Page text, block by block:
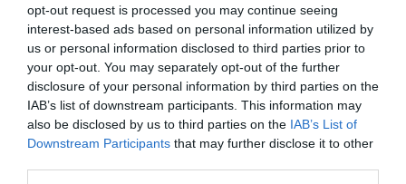
opt-out request is processed you may continue seeing
interest-based ads based on personal information utilized by
us or personal information disclosed to third parties prior to
your opt-out. You may separately opt-out of the further
disclosure of your personal information by third parties on the
IAB’s list of downstream participants. This information may
also be disclosed by us to third parties on the IAB’s List of
Downstream Participants that may further disclose it to other